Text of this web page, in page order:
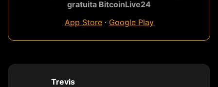
gratuita BitcoinLive24
App Store· Google Play
Trevis